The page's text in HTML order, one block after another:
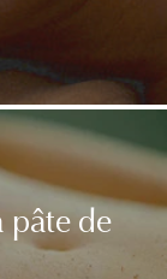
pâte de